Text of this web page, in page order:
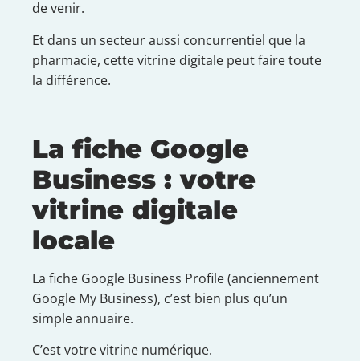
de venir.
Et dans un secteur aussi concurrentiel que la
pharmacie, cette vitrine digitale peut faire toute
la différence.
La fiche Google
Business : votre
vitrine digitale
locale
La fiche Google Business Profile (anciennement
Google My Business), c’est bien plus qu’un
simple annuaire.
C’est votre vitrine numérique.